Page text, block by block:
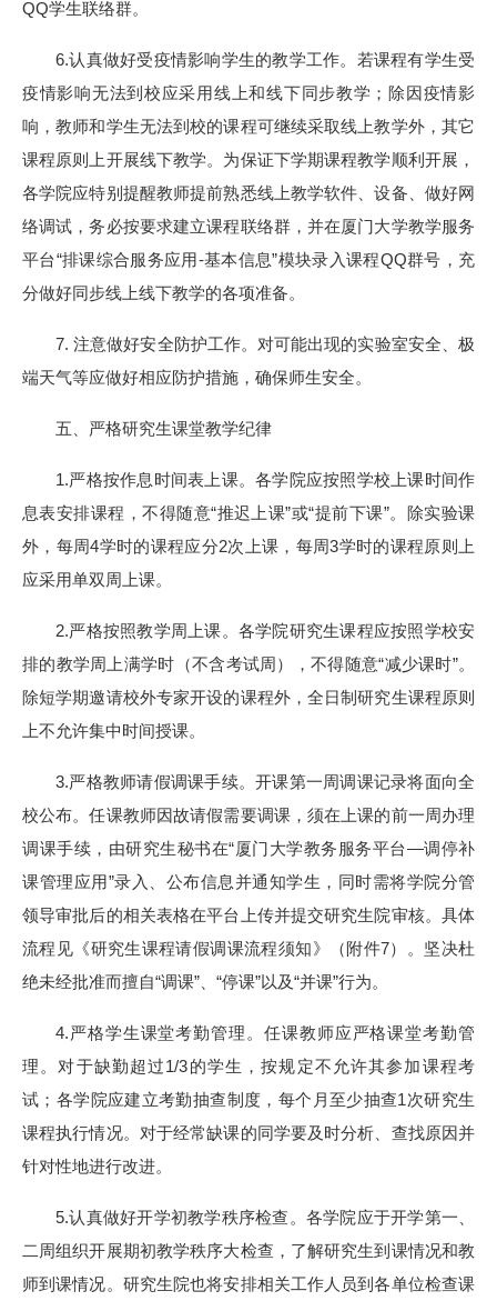
QQ学生联络群。
6.认真做好受疫情影响学生的教学工作。若课程有学生受
疫情影响无法到校应采用线上和线下同步教学；除因疫情影
响，教师和学生无法到校的课程可继续采取线上教学外，其它
课程原则上开展线下教学。为保证下学期课程教学顺利开展，
各学院应特别提醒教师提前熟悉线上教学软件、设备、做好网
络调试，务必按要求建立课程联络群，并在厦门大学教学服务
平台“排课综合服务应用-基本信息”模块录入课程QQ群号，充
分做好同步线上线下教学的各项准备。
7. 注意做好安全防护工作。对可能出现的实验室安全、极
端天气等应做好相应防护措施，确保师生安全。
五、严格研究生课堂教学纪律
1.严格按作息时间表上课。各学院应按照学校上课时间作
息表安排课程，不得随意“推迟上课”或“提前下课”。除实验课
外，每周4学时的课程应分2次上课，每周3学时的课程原则上
应采用单双周上课。
2.严格按照教学周上课。各学院研究生课程应按照学校安
排的教学周上满学时（不含考试周），不得随意“减少课时”。
除短学期邀请校外专家开设的课程外，全日制研究生课程原则
上不允许集中时间授课。
3.严格教师请假调课手续。开课第一周调课记录将面向全
校公布。任课教师因故请假需要调课，须在上课的前一周办理
调课手续，由研究生秘书在“厦门大学教务服务平台—调停补
课管理应用”录入、公布信息并通知学生，同时需将学院分管
领导审批后的相关表格在平台上传并提交研究生院审核。具体
流程见《研究生课程请假调课流程须知》（附件7）。坚决杜
绝未经批准而擅自“调课”、“停课”以及“并课”行为。
4.严格学生课堂考勤管理。任课教师应严格课堂考勤管
理。对于缺勤超过1/3的学生，按规定不允许其参加课程考
试；各学院应建立考勤抽查制度，每个月至少抽查1次研究生
课程执行情况。对于经常缺课的同学要及时分析、查找原因并
针对性地进行改进。
5.认真做好开学初教学秩序检查。各学院应于开学第一、
二周组织开展期初教学秩序大检查，了解研究生到课情况和教
师到课情况。研究生院也将安排相关工作人员到各单位检查课